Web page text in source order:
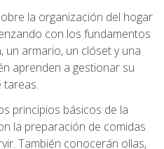
la organización del hogar
con los fundamentos
armario, un clóset y una
aprenden a gestionar su
tareas.
principios básicos de la
la preparación de comidas
También conocerán ollas,